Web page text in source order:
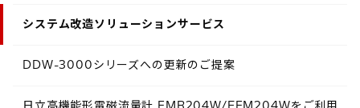
システム改造ソリューションサービス
DDW-3000シリーズへの更新のご提案